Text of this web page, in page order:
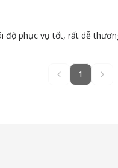
độ phục vụ tốt, rất dễ
1